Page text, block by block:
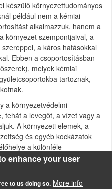
készülő környezettudományos
például nem a kémiai
alkalmazzuk, hanem a
környezet szempontjaival, a
a káros hatásokkal
Ebben a csoportosításban
melyek kémiai
tartoznak,
a környezetvédelmi
tehát a levegőt, a vízet vagy a
A környezeti elemek, a
és egyéb kockázatok
a különféle
tárgyaljuk. A
és állatokat, mint az
enhance your user
to us doing so. More info